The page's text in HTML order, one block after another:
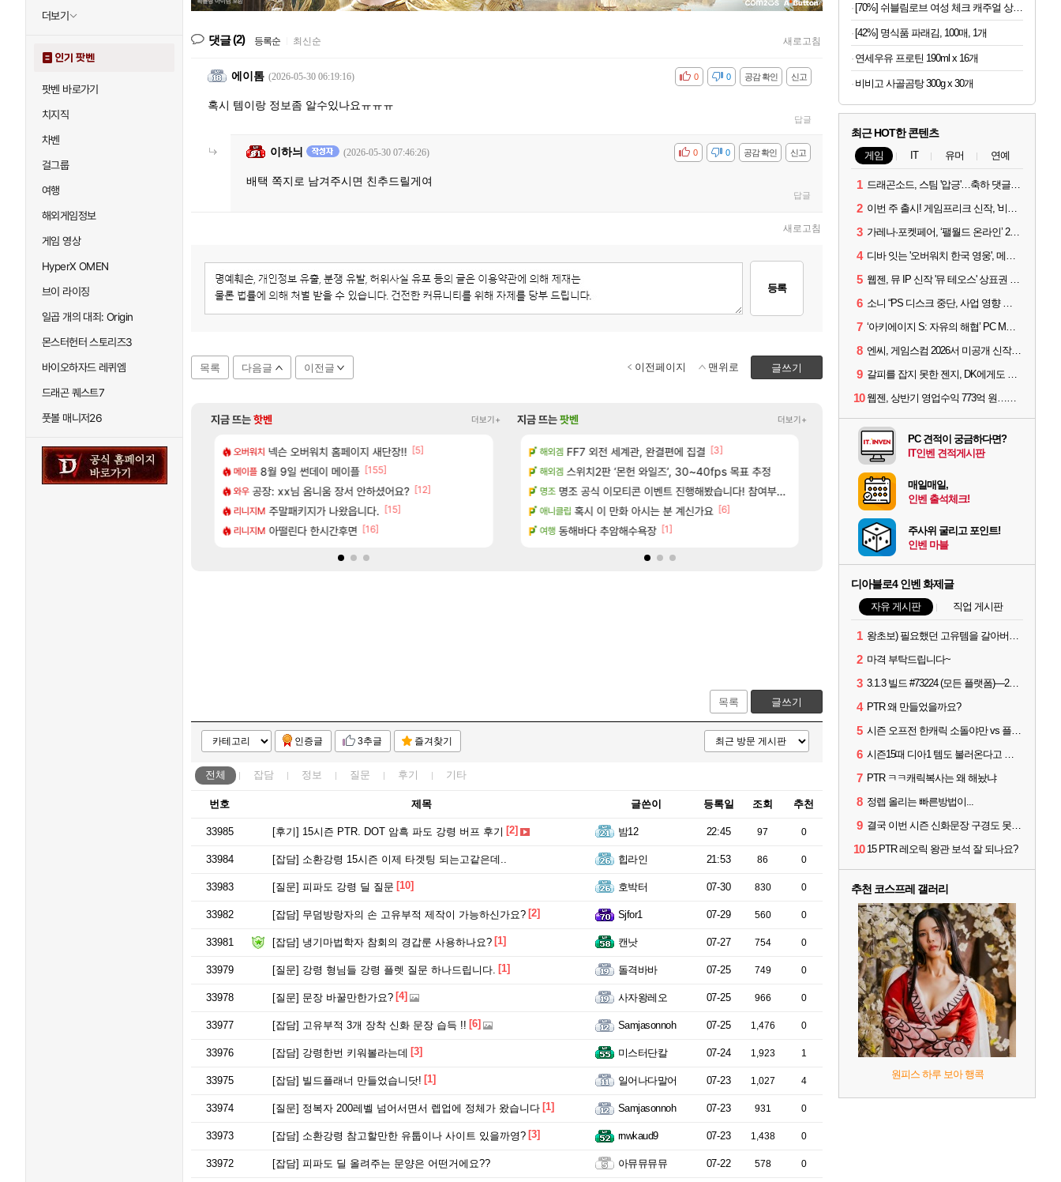
더보기
인기 팟벤
팟벤 바로가기
치지직
차벤
걸그룹
여행
해외게임정보
게임 영상
HyperX OMEN
브이 라이징
일곱 개의 대죄: Origin
몬스터헌터 스토리즈3
바이오하자드 레퀴엠
드래곤 퀘스트7
풋볼 매니저26
댓글(2) 등록순 최신순 새로고침
에이톰 (2026-05-30 06:19:16) 신고
공감 확인
비공감 0
0
혹시 템이랑 정보좀 알수있나요ㅠㅠㅠ
답글
이하늬 (2026-05-30 07:46:26) 신고
공감 확인
비공감 0
0
배택 쪽지로 남겨주시면 친추드릴게여
답글
새로고침
등록
목록 다음글 이전글 글쓰기
이전페이지 맨위로
지금 뜨는핫벤 더보기+
타 안 나왔다고 진짜 화내는 사람도 있네
트 본사에서 연락왔음 [132]
오버워치 넥슨 오버워치 홈페이지 새단장!! [5]
메이플 8월 9일 썬데이 메이플 [155]
와우 공장: xx님 옴니움 장서 안하셨어요? [12]
리니지M 주말패키지가 나왔읍니다. [15]
리니지M 아떨린다 한시간후면 [16]
메이플 현재 나무위키 실검 1위인 김규원 [80]
로아 골드 파는 게 왜 쌀숭이임? [191]
검은사막 대충 연구소요약 [5]
메이플 ㅇㅂ)진짜 개웃기네 ㅋㅋ [47]
검은사막 풍풍풍 군왕주차가 씹이득 가성비라고 ????
아니 뭔 샤타 안 나왔다고 진짜 화내는 사람도 있네
파리바게트 본사에서 연락왔음
썬데이가 샤타가 아닌 큰 이유는 경매장 불안정때문일듯
도와주세요..!
씨발 컬프프 클릭 미스낫네 [115]
지금 뜨는팟벤 더보기+
D램 매출 점유율 7%…글로벌 4위로 부상
가 압박, 메인보드값 오르나
아스오라 아스오라 성우 정보 및 출연작 모음
아스오라 아키츠 아키나 성우 정보 및 주요 필모
비스트 모든 성소 위치 공략 (40개) - 귀환한 영혼 도전과제
리밋제로 프롤로그 테스트를 마치고.. (feat. 리아)
비스트 모든 바우에라 업그레이드 아이템 획득 위치 공략 (89개)
해외겜 FF7 외전 세계관, 완결편에 집결 [3]
해외겜 스위치2판 ‘몬헌 와일즈’, 30~40fps 목표 추정
명조 명조 공식 이모티콘 이벤트 진행해봤습니다! 참여부터 추첨까지????
애니클립 혹시 이 만화 아시는 분 계신가요 [6]
여행 동해바다 추암해수욕장 [1]
중국 CXMT, D램 매출 점유율 7%…글로벌 4위로 부상
AI발 원가 압박, 메인보드값 오르나
리싱크드 리싱크드 1.06 패치노트 (8/5)
메모리 3사, 2027년 생산분 완판?
아스오라 아사쿠라 마이 성우 정보 및 주요 필모
목록 글쓰기
인증글 3추글 즐겨찾기
전체 잡담 정보 질문 후기 기타
번호 제목 글쓴이 등록일 조회 추천
33985 [후기] 15시즌 PTR. DOT 암흑 파도 강령 버프 후기 [2] 밤12 22:45 97 0
33984 [잡담] 소환강령 15시즌 이제 타겟팅 되는고같은데.. 힙라인 21:53 86 0
33983 [질문] 피파도 강령 딜 질문 [10] 호박터 07-30 830 0
33982 [잡담] 무덤방랑자의 손 고유부적 제작이 가능하신가요? [2] Sjfor1 07-29 560 0
33981 [잡담] 냉기마법학자 참회의 경갑룬 사용하나요? [1] 캔낫 07-27 754 0
33979 [질문] 강령 형님들 강령 플렛 질문 하나드립니다. [1] 돌격바바 07-25 749 0
33978 [질문] 문장 바꿀만한가요? [4] 사자왕레오 07-25 966 0
33977 [잡담] 고유부적 3개 장착 신화 문장 습득 !! [6] Samjasonnoh 07-25 1,476 0
33976 [잡담] 강령한번 키워볼라는데 [3] 미스터단칼 07-24 1,923 1
33975 [잡담] 빌드플래너 만들었습니닷! [1] 일어나다말어 07-23 1,027 4
33974 [질문] 정복자 200레벨 넘어서면서 렙업에 정체가 왔습니다 [1] Samjasonnoh 07-23 931 0
33973 [잡담] 소환강령 참고할만한 유툽이나 사이트 있을까영? [3] rnwkaud9 07-23 1,438 0
33972 [잡담] 피파도 딜 올려주는 문양은 어떤거에요?? 아뮤뮤뮤뮤 07-22 578 0
[70%] 쉬블림로브 여성 체크 캐주얼 상하의 세트 안드리 GW1780, FREE, 1세트
[42%] 명식품 파래김, 100매, 1개
연세우유 프로틴 190ml x 16개
비비고 사골곰탕 300g x 30개
최근 HOT한 콘텐츠
게임 IT 유머 연예
1 드래곤소드, 스팀 '압긍'…축하 댓글 달고 게임 코드 받자!
2 이번 주 출시! 게임프리크 신작, '비스트 오브 리인카네이션'
3 가레나·포켓페어, ‘팰월드 온라인’ 2026년 출시 예고
4 디바 잇는 '오버워치 한국 영웅', 메카 파일럿 디몬 나온다
5 웹젠, 뮤 IP 신작 '뮤 테오스' 상표권 출원
6 소니 “PS 디스크 중단, 사업 영향 없다”
7 ‘아키에이지 S: 자유의 해협’ PC MMORPG로 개발한다
8 엔씨, 게임스컴 2026서 미공개 신작 최초 공개
9 갈피를 잡지 못한 젠지, DK에게도 0:2 패배
10 웹젠, 상반기 영업수익 773억 원…순이익 89% 증가
PC 견적이 궁금하다면?
IT인벤 견적게시판
매일매일,
인벤 출석체크!
주사위 굴리고 포인트!
인벤 마블
디아블로4 인벤 화제글
자유 게시판 직업 게시판
1 왕초보) 필요했던 고유템을 갈아버렸다 크흑.,..
2 마격 부탁드립니다~
3 3.1.3 빌드 #73224 (모든 플랫폼)—2026년 8월 13일
4 PTR 왜 만들었을까요?
5 시즌 오프전 한캐릭 소돌야만 vs 플리커 대격변
6 시즌15때 디아1 템도 불러온다고 해서
7 PTR ㅋㅋ캐릭복사는 왜 해놨냐
8 정렙 올리는 빠른방법이...
9 결국 이번 시즌 신화문장 구경도 못하고 접습니다.
10 15 PTR 레오릭 왕관 보석 잘 되나요?
추천 코스프레 갤러리
원피스 하루 보아 행콕